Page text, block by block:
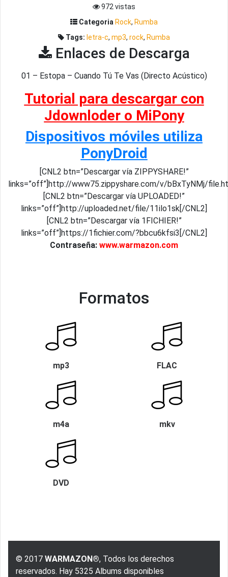
972 vistas
Categoria Rock, Rumba
Tags: letra-c, mp3, rock, Rumba
Enlaces de Descarga
01 – Estopa – Cuando Tú Te Vas (Directo Acústico)
Tutorial para descargar con
Jdownloder o MiPony
Dispositivos móviles utiliza
PonyDroid
[CNL2 btn=”Descargar vía ZIPPYSHARE!”
links=”off”]http://www75.zippyshare.com/v/bBxTyNMj/
[CNL2 btn=”Descargar vía UPLOADED!”
links=”off”]http://uploaded.net/file/11ilo1sk[/CNL2]
[CNL2 btn=”Descargar vía 1FICHIER!”
links=”off”]https://1fichier.com/?bbcu6kfsi3[/CNL2]
Contraseña: www.warmazon.com
Formatos
mp3 FLAC
m4a mkv
DVD
© 2017 WARMAZON®, Todos los derechos
reservados. Hay 5325 Albums disponibles